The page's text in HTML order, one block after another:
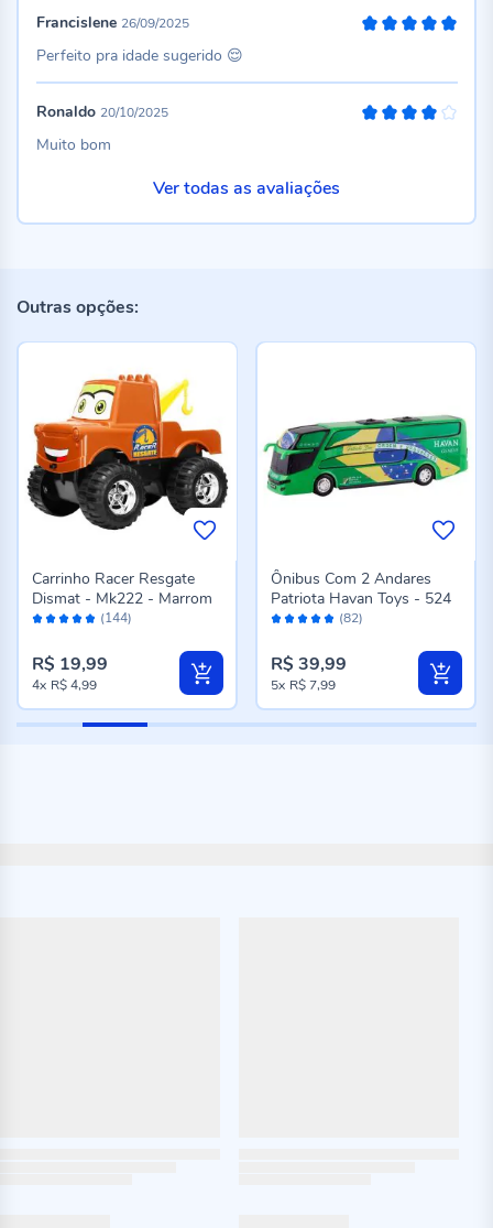
Francislene 26/09/2025
Perfeito pra idade sugerido 😌
Ronaldo 20/10/2025
Muito bom
Ver todas as avaliações
Outras opções:
Avaliação: (144)
Carrinho Racer Resgate
Dismat - Mk222 - Marrom
R$ 19,99
4x R$ 4,99
Avaliação: (82)
Ônibus Com 2 Andares
Patriota Havan Toys - 524
R$ 39,99
5x R$ 7,99